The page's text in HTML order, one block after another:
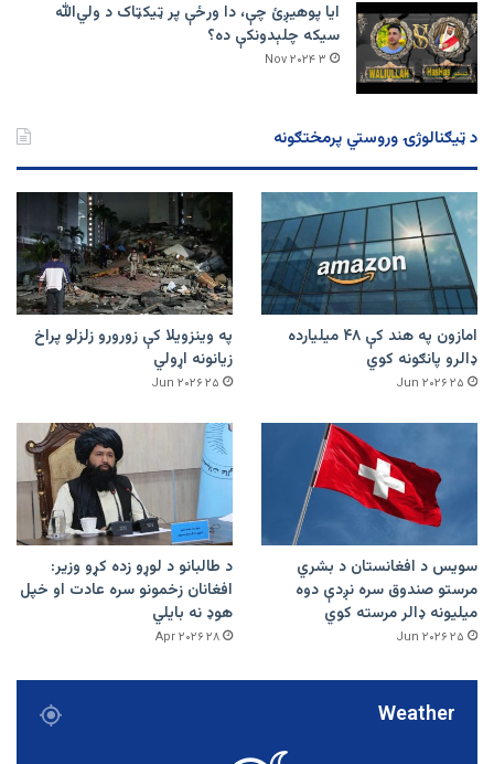
ایا پوهیږئ چې، دا ورځې پر ټيکټاک د ولي‌الله
سیکه چلېدونکې ده؟
۳ Nov ۲۰۲۴
د ټیګنالوژۍ وروستي پرمختګونه
امازون په هند کې ۴۸ میلیارده
ډالرو پانګونه کوي
۲۵ Jun ۲۰۲۶
په وینزویلا کې زورورو زلزلو پراخ
زیانونه اړولي
۲۵ Jun ۲۰۲۶
سویس د افغانستان د بشري
مرستو صندوق سره نږدې دوه
میلیونه ډالر مرسته کوي
۲۵ Jun ۲۰۲۶
د طالبانو د لوړو زده کړو وزیر:
افغانان زخمونو سره عادت او خپل
هوډ نه بایلي
۲۸ Apr ۲۰۲۶
Weather